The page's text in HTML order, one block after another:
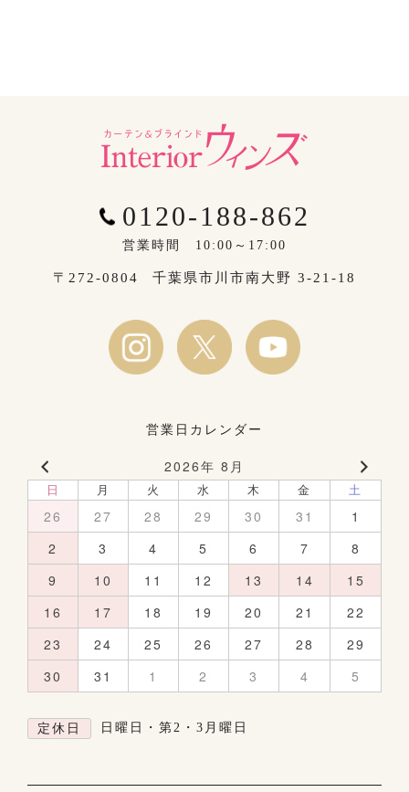
0120-188-862
営業時間 10:00～17:00
〒272-0804 千葉県市川市南大野 3-21-18
営業日カレンダー
2026年 8月
日 月 火 水 木 金 土
26 27 28 29 30 31
1
2
3 4 5 6 7
8
9
10 11 12 13 14
15
16
17 18 19 20 21
22
23
24 25 26 27 28
29
30
31 1 2 3 4 5
定休日 日曜日・第2・3月曜日